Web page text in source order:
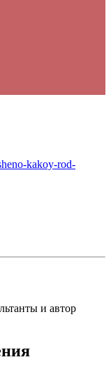
kakoy-rod-
и автор